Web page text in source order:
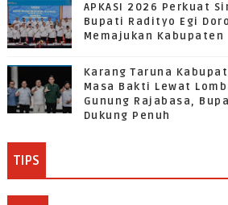
APKASI 2026 Perkuat
Bupati Radityo Egi
Memajukan Kabupaten
Karang Taruna
Masa Bakti Lewat
Gunung Rajabasa,
Dukung Penuh
TIPS